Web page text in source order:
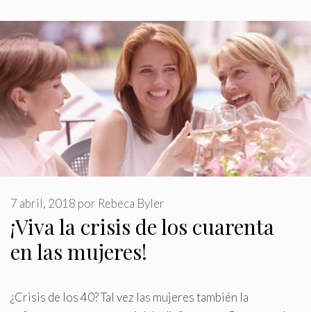
¡Viva la crisis de los cuarenta
en las mujeres!
7 abril, 2018 por Rebeca Byler
¿Crisis de los 40? Tal vez las mujeres también la